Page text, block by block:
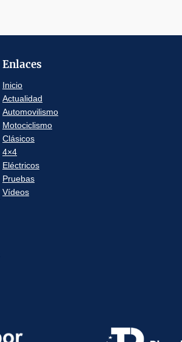
Enlaces
Inicio
Actualidad
Automovilismo
Motociclismo
Clásicos
4×4
Eléctricos
Pruebas
Vídeos